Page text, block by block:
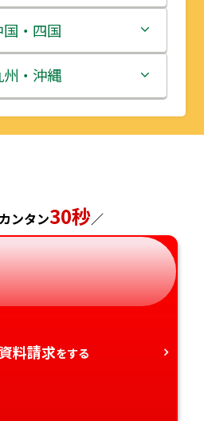
宮城県
秋田県
山形県
群馬県
埼玉県
千葉県
富山県
石川県
福井県
岐阜県
静岡県
三重県
滋賀県
京都府
奈良県
歌山県
国・四国
鳥取県
島根県
山口県
徳島県
州・沖縄
福岡県
熊本県
大分県
宮崎県
ンタン30秒／
料請求をする